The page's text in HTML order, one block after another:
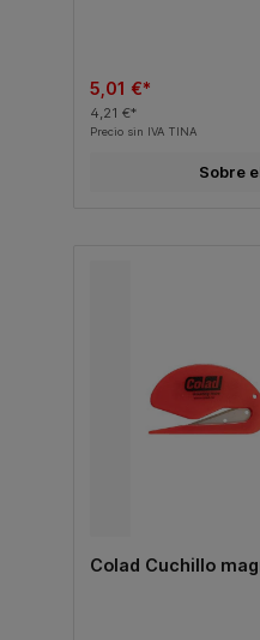
5,01 €*
4,21 €*
Precio sin IVA TINA
Sobre
Colad Cuchillo